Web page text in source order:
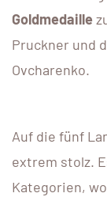
Goldmedaille
Pruckner und
Ovcharenko.
Auf die fünf
extrem stolz.
Kategorien,